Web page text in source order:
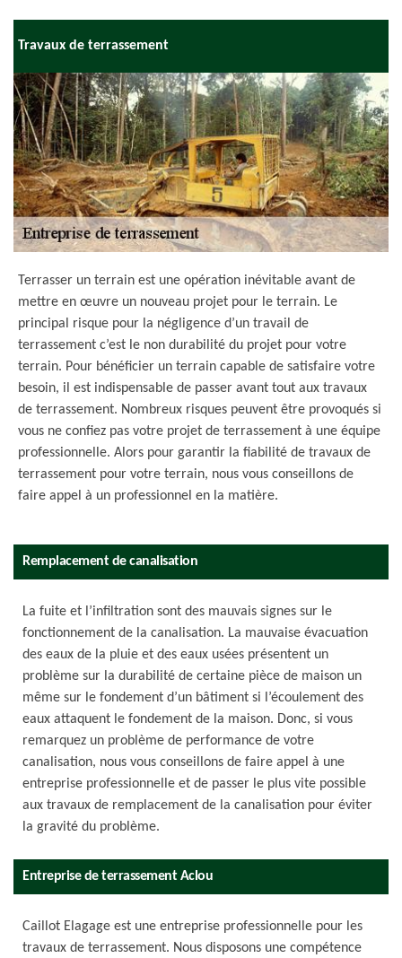
Travaux de terrassement
Terrasser un terrain est une opération inévitable avant de
mettre en œuvre un nouveau projet pour le terrain. Le
principal risque pour la négligence d’un travail de
terrassement c’est le non durabilité du projet pour votre
terrain. Pour bénéficier un terrain capable de satisfaire votre
besoin, il est indispensable de passer avant tout aux travaux
de terrassement. Nombreux risques peuvent être provoqués si
vous ne confiez pas votre projet de terrassement à une équipe
professionnelle. Alors pour garantir la fiabilité de travaux de
terrassement pour votre terrain, nous vous conseillons de
faire appel à un professionnel en la matière.
Remplacement de canalisation
La fuite et l’infiltration sont des mauvais signes sur le
fonctionnement de la canalisation. La mauvaise évacuation
des eaux de la pluie et des eaux usées présentent un
problème sur la durabilité de certaine pièce de maison un
même sur le fondement d’un bâtiment si l’écoulement des
eaux attaquent le fondement de la maison. Donc, si vous
remarquez un problème de performance de votre
canalisation, nous vous conseillons de faire appel à une
entreprise professionnelle et de passer le plus vite possible
aux travaux de remplacement de la canalisation pour éviter
la gravité du problème.
Entreprise de terrassement Aclou
Caillot Elagage est une entreprise professionnelle pour les
travaux de terrassement. Nous disposons une compétence